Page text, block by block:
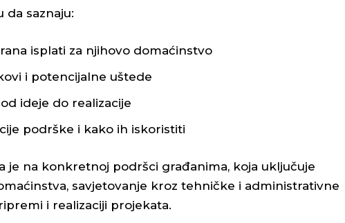
da saznaju:
isplati za njihovo domaćinstvo
i potencijalne uštede
ideje do realizacije
podrške i kako ih iskoristiti
je na konkretnoj podršci građanima, koja uključuje
savjetovanje kroz tehničke i administrativne
i realizaciji projekata.